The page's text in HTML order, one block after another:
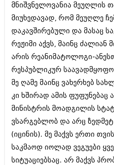
მნიშვნელოვანია მეუღლის
მიუხედავად, რომ მეუღლე
დაკავშირებული და მასაც
რეჟიმი აქვს, მაინც ძალიან
არის რეანიმატოლოგი-
რესპუბლიკურ
მე ღამე მაინც ვახერხებ
კი ხშირად ამის ფუფუნებაც
მინისტრის მოადგილის
ვსარგებლობ და არც
(იცინის). მე მაქვს ერთი
საკმაოდ იოლად ვეგუები
სიტუაციებსაც. არ მაქვს